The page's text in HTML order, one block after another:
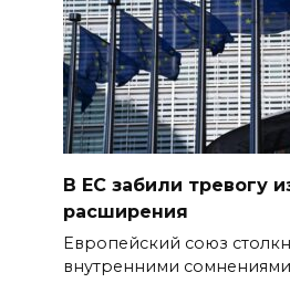
В ЕС забили тревогу
расширения
Европейский союз
внутренними